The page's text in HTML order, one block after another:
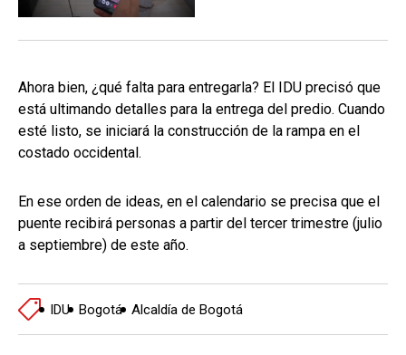
Ahora bien, ¿qué falta para entregarla? El IDU precisó que
está ultimando detalles para la entrega del predio. Cuando
esté listo, se iniciará la construcción de la rampa en el
costado occidental.
En ese orden de ideas, en el calendario se precisa que el
puente recibirá personas a partir del tercer trimestre (julio
a septiembre) de este año.
IDU Bogotá Alcaldía de Bogotá